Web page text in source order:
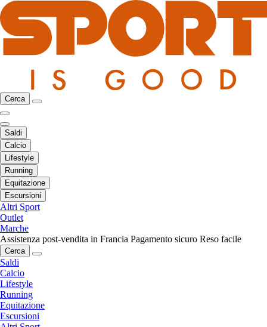
Cerca
Saldi
Calcio
Lifestyle
Running
Equitazione
Escursioni
Altri Sport
Outlet
Marche
Assistenza post-vendita in Francia Pagamento sicuro Reso facile
Cerca
Saldi
Calcio
Lifestyle
Running
Equitazione
Escursioni